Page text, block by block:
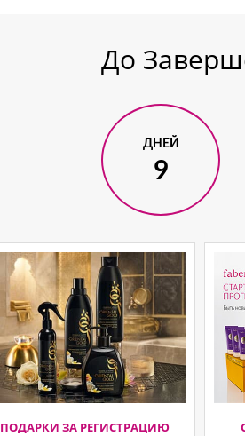
До
ДНЕЙ
9
ПОДАРКИ ЗА РЕГИСТРАЦИЮ